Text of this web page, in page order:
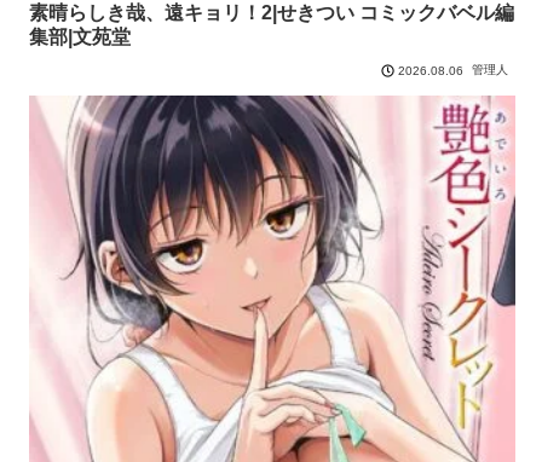
素晴らしき哉、遠キョリ！2|せきつい コミックバベル編
集部|文苑堂
2026.08.06 管理人